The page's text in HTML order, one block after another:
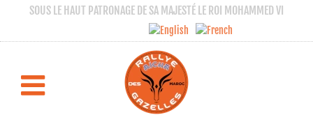
SOUS LE HAUT PATRONAGE DE SA MAJESTÉ LE ROI MOHAMMED VI